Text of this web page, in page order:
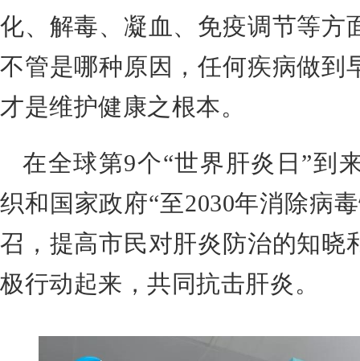
化、解毒、凝血、免疫调节等方
不管是哪种原因，任何疾病做到
才是维护健康之根本。
在全球第9个“世界肝炎日”到
织和国家政府“至2030年消除病
召，提高市民对肝炎防治的知晓
极行动起来，共同抗击肝炎。